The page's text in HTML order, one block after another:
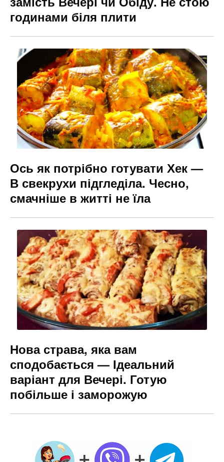
годинами біля плити
Ось як потрібно готувати Хек —
В свекрухи підгледіла. Чесно,
смачніше в житті не їла
Нова страва, яка вам
сподобається — Ідеальний
варіант для Вечері. Готую
побільше і заморожую